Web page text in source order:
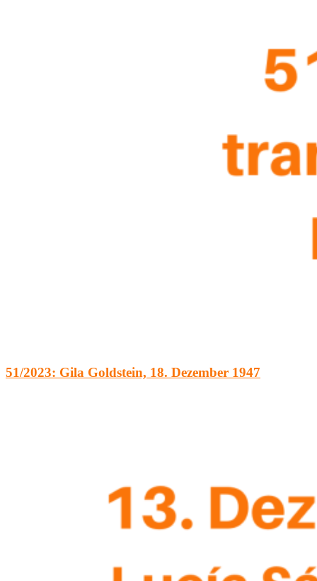
51/2023: Gila Goldstein, 18. Dezember 1947